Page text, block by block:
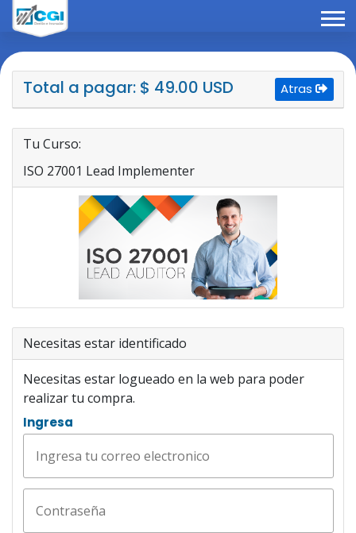
Total a pagar: $ 49.00 USD Atras
Tu Curso:
ISO 27001 Lead Implementer
Necesitas estar identificado
Necesitas estar logueado en la web para poder
realizar tu compra.
Ingresa